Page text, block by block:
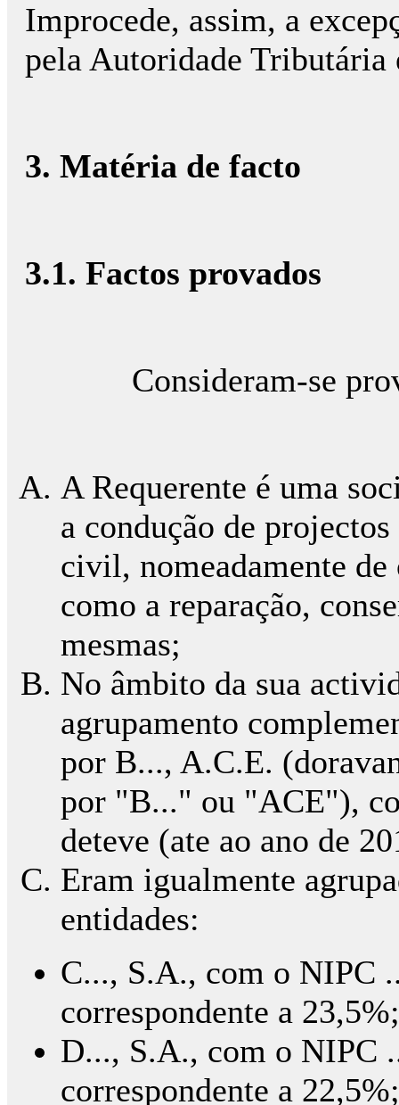
Improcede, assim, a
pela Autoridade Tributária
3. Matéria de facto
3.1. Factos provados
Consideram-se
A Requerente é uma
a condução de
civil, nomeadamente
como a reparação,
mesmas;
No âmbito da sua
agrupamento
por B..., A.C.E.
por "B..." ou "ACE"),
deteve (ate ao ano de
Eram igualmente
entidades:
C..., S.A., com o NIPC
correspondente a 23,5%;
D..., S.A., com o NIPC
correspondente a